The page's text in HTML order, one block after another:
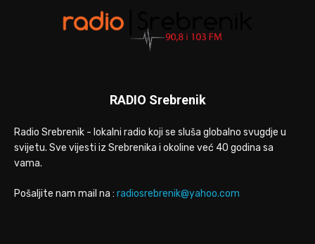
RADIO Srebrenik
Radio Srebrenik - lokalni radio koji se sluša globalno svugdje u
svijetu. Sve vijesti iz Srebrenika i okoline već 40 godina sa
vama.
Pošaljite nam mail na : radiosrebrenik@yahoo.com